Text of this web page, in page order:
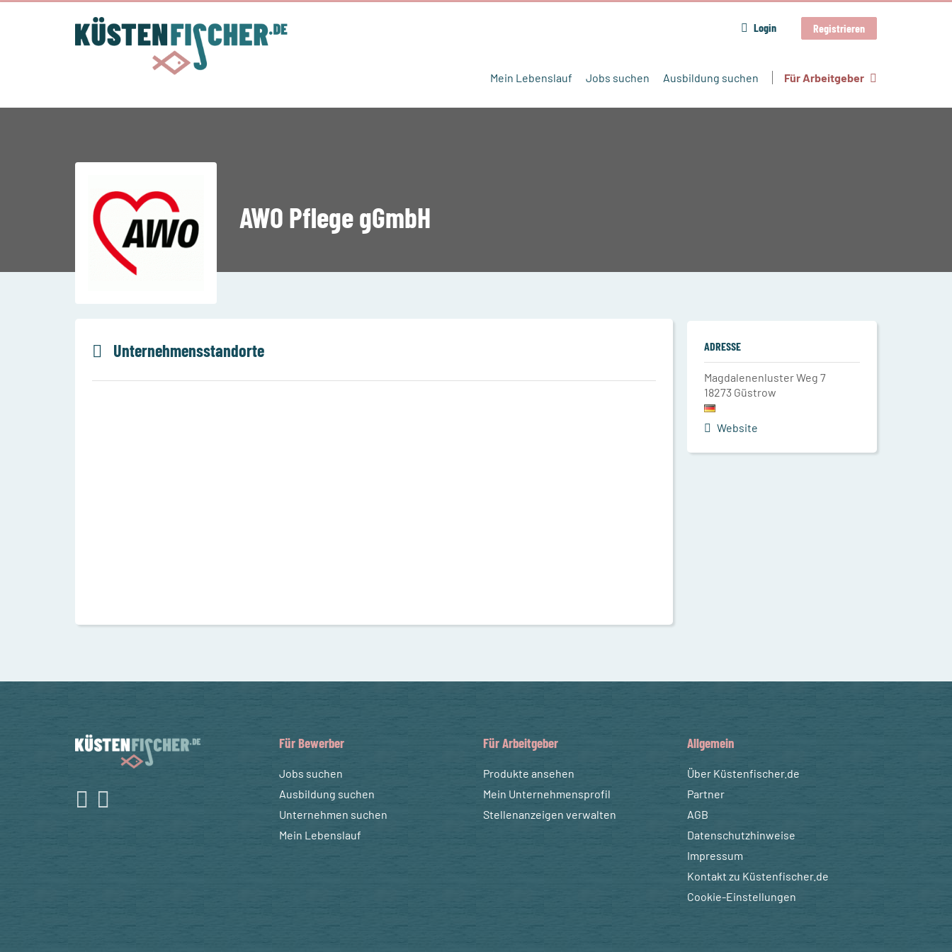
Login Registrieren
Mein Lebenslauf Jobs suchen Ausbildung suchen Für Arbeitgeber
AWO Pflege gGmbH
Unternehmensstandorte ADRESSE
Magdalenenluster Weg 7
18273 Güstrow
Website
Für Bewerber
Jobs suchen
Ausbildung suchen
Unternehmen suchen
Mein Lebenslauf
Für Arbeitgeber
Produkte ansehen
Mein Unternehmensprofil
Stellenanzeigen verwalten
Allgemein
Über Küstenfischer.de
Partner
AGB
Datenschutzhinweise
Impressum
Kontakt zu Küstenfischer.de
Cookie-Einstellungen